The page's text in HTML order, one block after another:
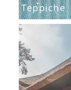
Teppiche